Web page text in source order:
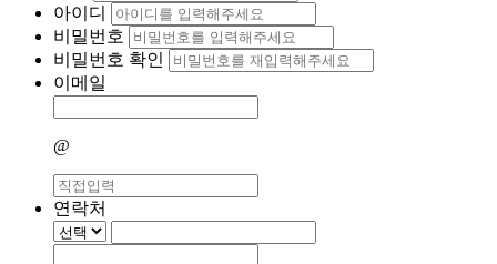
아이디
비밀번호
비밀번호 확인
이메일
@
연락처